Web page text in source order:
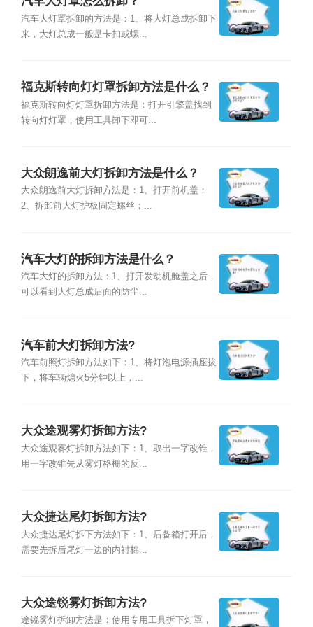
汽车大灯罩拆卸的方法是：1、将大灯总成拆卸下
来，大灯总成一般是卡扣或螺...
福克斯转向灯灯罩拆卸方法是什么？
福克斯转向灯灯罩拆卸方法是：打开引擎盖找到
转向灯灯罩，使用工具卸下即可...
大众朗逸前大灯拆卸方法是什么？
大众朗逸前大灯拆卸方法是：1、打开前机盖；
2、拆卸前大灯护板固定螺丝；...
汽车大灯的拆卸方法是什么？
汽车大灯的拆卸方法：1、打开发动机舱盖之后，
可以看到大灯总成后面的防尘...
汽车前大灯拆卸方法?
汽车前照灯拆卸方法如下：1、将灯泡电源插座拔
下，将车辆熄火5分钟以上，...
大众途观雾灯拆卸方法?
大众途观雾灯拆卸方法如下：1、取出一字改锥，
用一字改锥先从雾灯格栅的反...
大众捷达尾灯拆卸方法?
大众捷达尾灯拆下方法如下：1、后备箱打开后，
需要先拆后尾灯一边的内衬棉...
大众途锐雾灯拆卸方法?
途锐雾灯拆卸方法是：使用专用工具拆下灯罩，